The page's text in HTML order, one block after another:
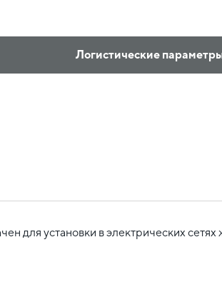
Логистические
для установки в электрических сетях